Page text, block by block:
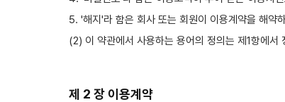
5. '해지'라 함은 회사 또는 회원이 이용계약을 해약
(2) 이 약관에서 사용하는 용어의 정의는 제1항에
제 2 장 이용계약